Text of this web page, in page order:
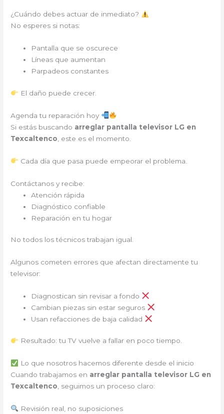
¿Cuándo debes actuar de inmediato?
No esperes si notas:
Pantalla que se oscurece
Líneas que aumentan
Parpadeos constantes
El daño puede crecer.
Agenda tu reparación hoy
Si estás buscando arreglar pantalla televisor LG en
Texcaltenco , este es el momento.
Cada día que pasa puede empeorar el problema.
Contáctanos y recibe:
Atención rápida
Diagnóstico confiable
Reparación en tu hogar
No todos los técnicos trabajan igual.
Algunos cometen errores que afectan directamente tu
televisor:
Diagnostican sin revisar a fondo
Cambian piezas sin estar seguros
Usan refacciones de baja calidad
Resultado: tu TV vuelve a fallar en poco tiempo.
Lo que nosotros hacemos diferente desde el inicio
Cuando trabajamos en arreglar pantalla televisor LG en
Texcaltenco , seguimos un proceso claro:
Revisión real, no suposiciones